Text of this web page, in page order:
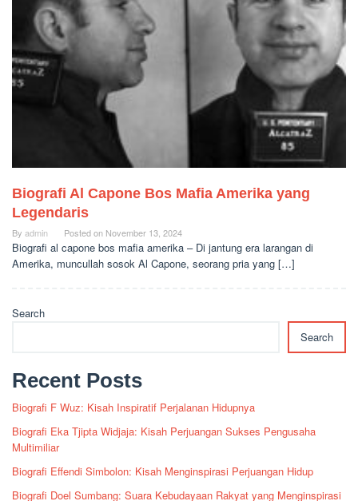
Biografi Al Capone Bos Mafia Amerika yang
Legendaris
By admin Posted on November 13, 2024
Biografi al capone bos mafia amerika – Di jantung era larangan di
Amerika, muncullah sosok Al Capone, seorang pria yang […]
Search
Search
Recent Posts
Biografi F Wuz: Kisah Inspiratif Perjalanan Hidupnya
Biografi Eka Tjipta Widjaja: Kisah Perjuangan Sukses Pengusaha
Multimiliar
Biografi Effendi Simbolon: Kisah Menginspirasi Perjuangan Hidup
Biografi Doel Sumbang: Suara Kebudayaan Rakyat yang Menginspirasi